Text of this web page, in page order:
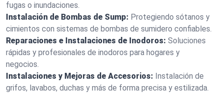
fugas o inundaciones.
Instalación de Bombas de Sump: Protegiendo sótanos y
cimientos con sistemas de bombas de sumidero confiables.
Reparaciones e Instalaciones de Inodoros: Soluciones
rápidas y profesionales de inodoros para hogares y
negocios.
Instalaciones y Mejoras de Accesorios: Instalación de
grifos, lavabos, duchas y más de forma precisa y estilizada.